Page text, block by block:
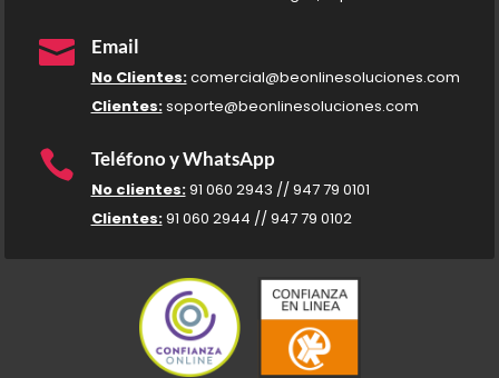
 Email
No Clientes:comercial@beonlinesoluciones.com
Clientes:soporte@beonlinesoluciones.com
 Teléfono y WhatsApp
No clientes:91 060 2943 // 947 79 0101
Clientes:91 060 2944 // 947 79 0102